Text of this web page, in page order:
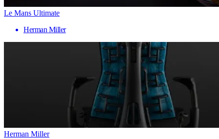
Le Mans Ultimate
Herman Miller
Herman Miller